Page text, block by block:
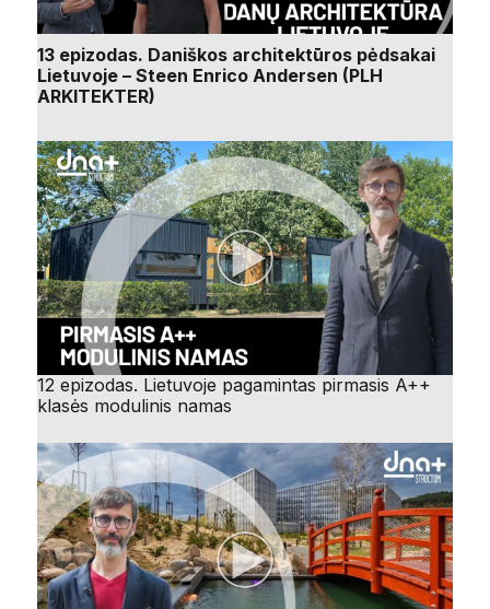
13 epizodas. Daniškos architektūros pėdsakai
Lietuvoje – Steen Enrico Andersen (PLH
ARKITEKTER)
12 epizodas. Lietuvoje pagamintas pirmasis A++
klasės modulinis namas